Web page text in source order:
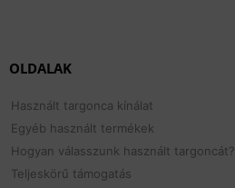
OLDALAK
Használt targonca kínálat
Egyéb használt termékek
Hogyan válasszunk használt targoncát?
Teljeskörű támogatás